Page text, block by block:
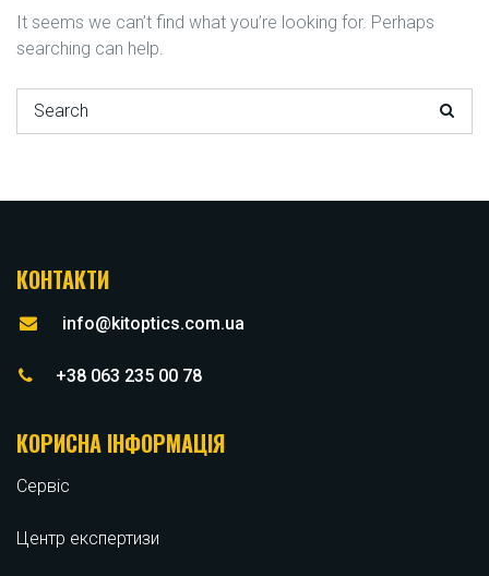
It seems we can’t find what you’re looking for. Perhaps
searching can help.
Search for:
КОНТАКТИ
info@kitoptics.com.ua
+38 063 235 00 78
КОРИСНА ІНФОРМАЦІЯ
Сервіс
Центр експертизи